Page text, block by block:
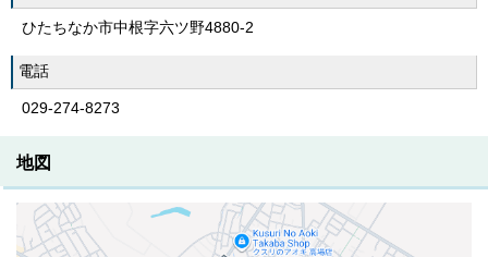
ひたちなか市中根字六ツ野4880-2
電話
029-274-8273
地図